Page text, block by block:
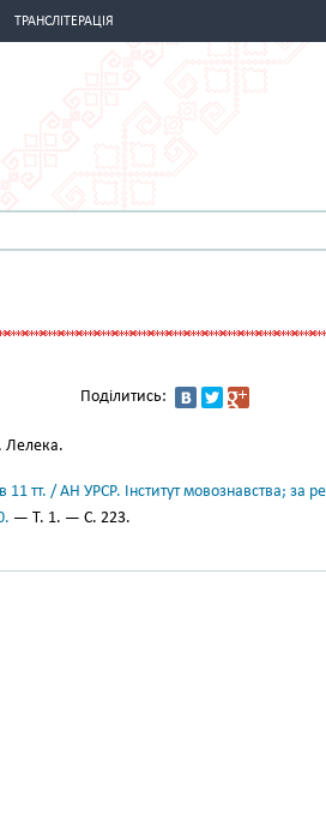
ТРАНСЛІТЕРАЦІЯ
Поділитись:
Лелека.
11 тт. / АН УРСР. Інститут мовознавства; за
— Т. 1. — С. 223.